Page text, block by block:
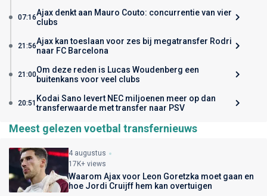
07:16Ajax denkt aan Mauro Couto: concurrentie van vier
clubs
21:56Ajax kan toeslaan voor zes bij megatransfer Rodri
naar FC Barcelona
21:00Om deze reden is Lucas Woudenberg een
buitenkans voor veel clubs
20:51 Kodai Sano levert NEC miljoenen meer op dan
transferwaarde met transfer naar PSV
Meest gelezen voetbal transfernieuws
4 augustus
17K+ views
Waarom Ajax voor Leon Goretzka moet gaan en
hoe Jordi Cruijff hem kan overtuigen